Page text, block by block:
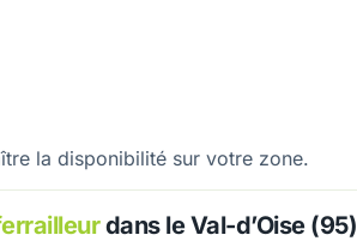
la disponibilité sur votre zone.
dans le Val-d’Oise (95)